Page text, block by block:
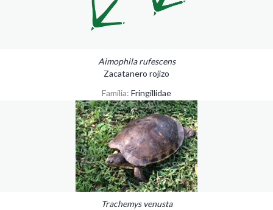
Aimophila rufescens
Zacatanero rojizo
Familia: Fringillidae
Trachemys venusta